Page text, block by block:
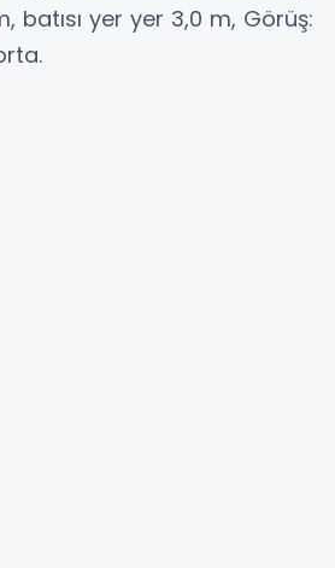
batısı yer yer 3,0 m, Görüş: